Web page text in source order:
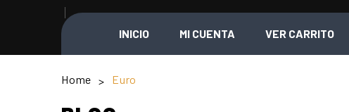
INICIO MI CUENTA VER CARRITO
Home > Euro